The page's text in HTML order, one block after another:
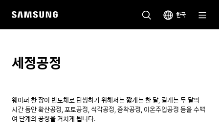
한국
세정공정
웨이퍼 한 장이 반도체로 탄생하기 위해서는 짧게는 한 달, 길게는 두 달의
시간 동안 확산공정, 포토공정, 식각공정, 증착공정, 이온주입공정 등을 수백
여 단계의 공정을 거치게 됩니다.